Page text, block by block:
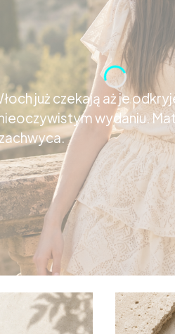
już czekają aż je
wydaniu.